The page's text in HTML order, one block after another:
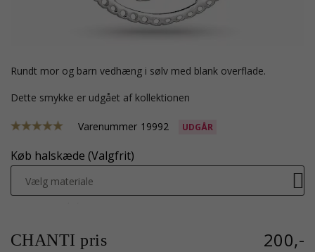
rundt mor og barn vedhæng i sølv med blank overflade.
Dette smykke er udgået af kollektionen
Varenummer 19992 UDGÅR
Køb halskæde (Valgfrit)
Vælg materiale
CHANTI pris 200,-